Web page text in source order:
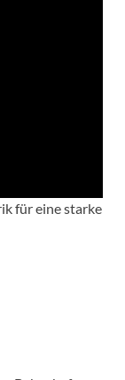
für eine starke